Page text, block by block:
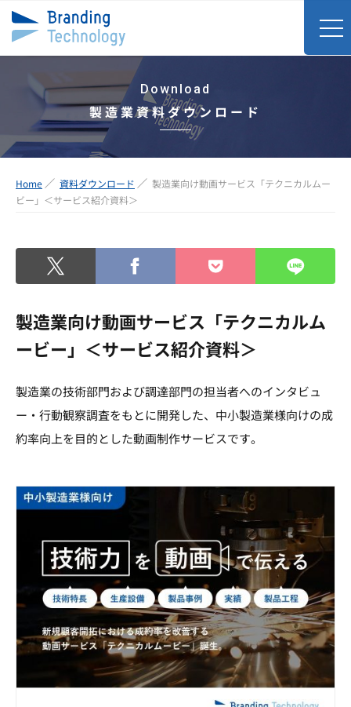
Download
製造業資料ダウンロード
Home 資料ダウンロード
製造業向け動画サービス「テクニカルムー
ビー」＜サービス紹介資料＞
製造業向け動画サービス「テクニカルム
ービー」＜サービス紹介資料＞
製造業の技術部門および調達部門の担当者へのインタビュ
ー・行動観察調査をもとに開発した、中小製造業様向けの成
約率向上を目的とした動画制作サービスです。